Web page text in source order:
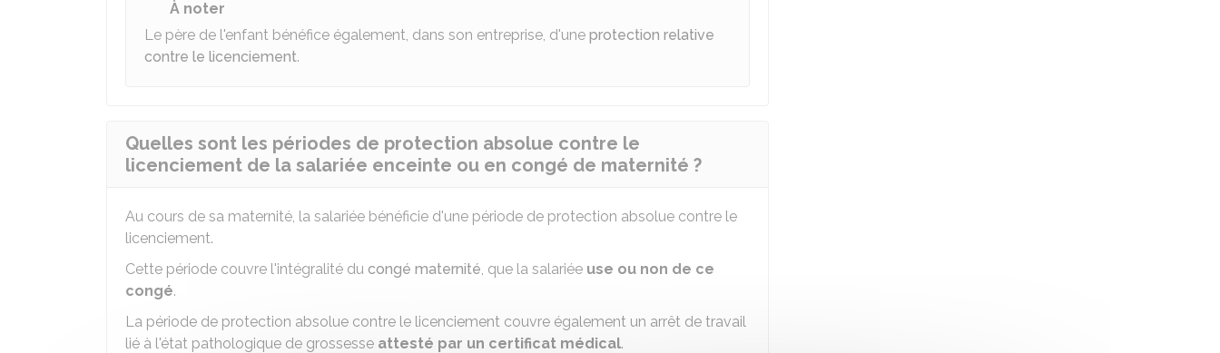
À noter
Le père de l'enfant bénéfice également, dans son entreprise, d'une protection relative
contre le licenciement.
Quelles sont les périodes de protection absolue contre le
licenciement de la salariée enceinte ou en congé de maternité ?
Au cours de sa maternité, la salariée bénéficie d'une période de protection absolue contre le
licenciement.
Cette période couvre l'intégralité du congé maternité, que la salariée use ou non de ce
congé.
La période de protection absolue contre le licenciement couvre également un arrêt de travail
lié à l'état pathologique de grossesse attesté par un certificat médical.